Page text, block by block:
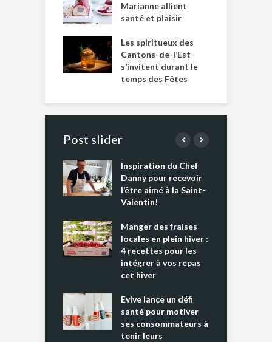
Marianne allient
santé et plaisir
Les spiritueux des
Cantons-de-l’Est
s’invitent durant le
temps des Fêtes
Post slider
Inspiration du Chef
Danny pour recevoir
l’être aimé à la Saint-
Valentin!
Manger des fraises
locales en plein hiver :
4 recettes pour les
intégrer à vos repas
cet hiver
Evive lance un défi
santé pour motiver
ses consommateurs à
tenir leurs